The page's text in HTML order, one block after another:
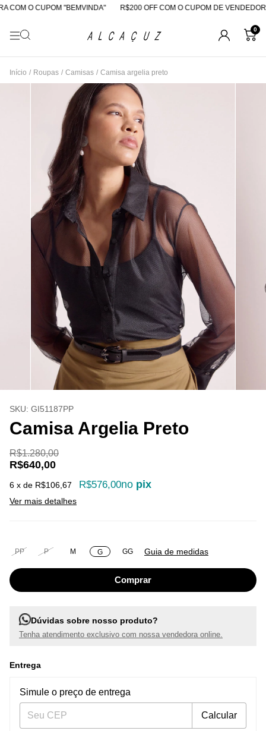
O CUPOM "BEMVINDA" R$200 OFF COM O CUPOM DE VENDEDORA
0
Início / Roupas / Camisas / Camisa argelia preto
SKU: GI51187PP
Camisa Argelia Preto
R$1.280,00
R$640,00
6 x de R$106,67 R$576,00no pix
Ver mais detalhes
PP P M G GG Guia de medidas
Dúvidas sobre nosso produto?
Tenha atendimento exclusivo com nossa vendedora online.
Entrega
Entregas para o CEP:
Simule o preço de entrega
Calcular